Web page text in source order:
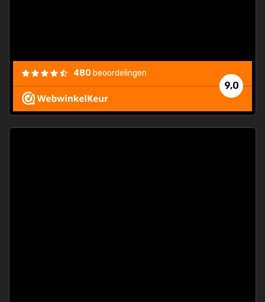
9,0
480 beoordelingen